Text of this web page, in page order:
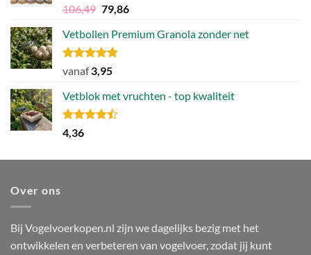
Gewaardeerd
uit 5
106,49 Oorspronkelijke
was:
106,49.
79,86Huidige
is:
Vetbollen Premium Granola zonder net
Gewaardeerd
uit 5
vanaf3,95
Vetblok met vruchten - top kwaliteit
Gewaardeerd
4.44
4,36
Over ons
Bij Vogelvoerkopen.nl zijn we dagelijks bezig met het
ontwikkelen en verbeteren van vogelvoer, zodat jij kunt